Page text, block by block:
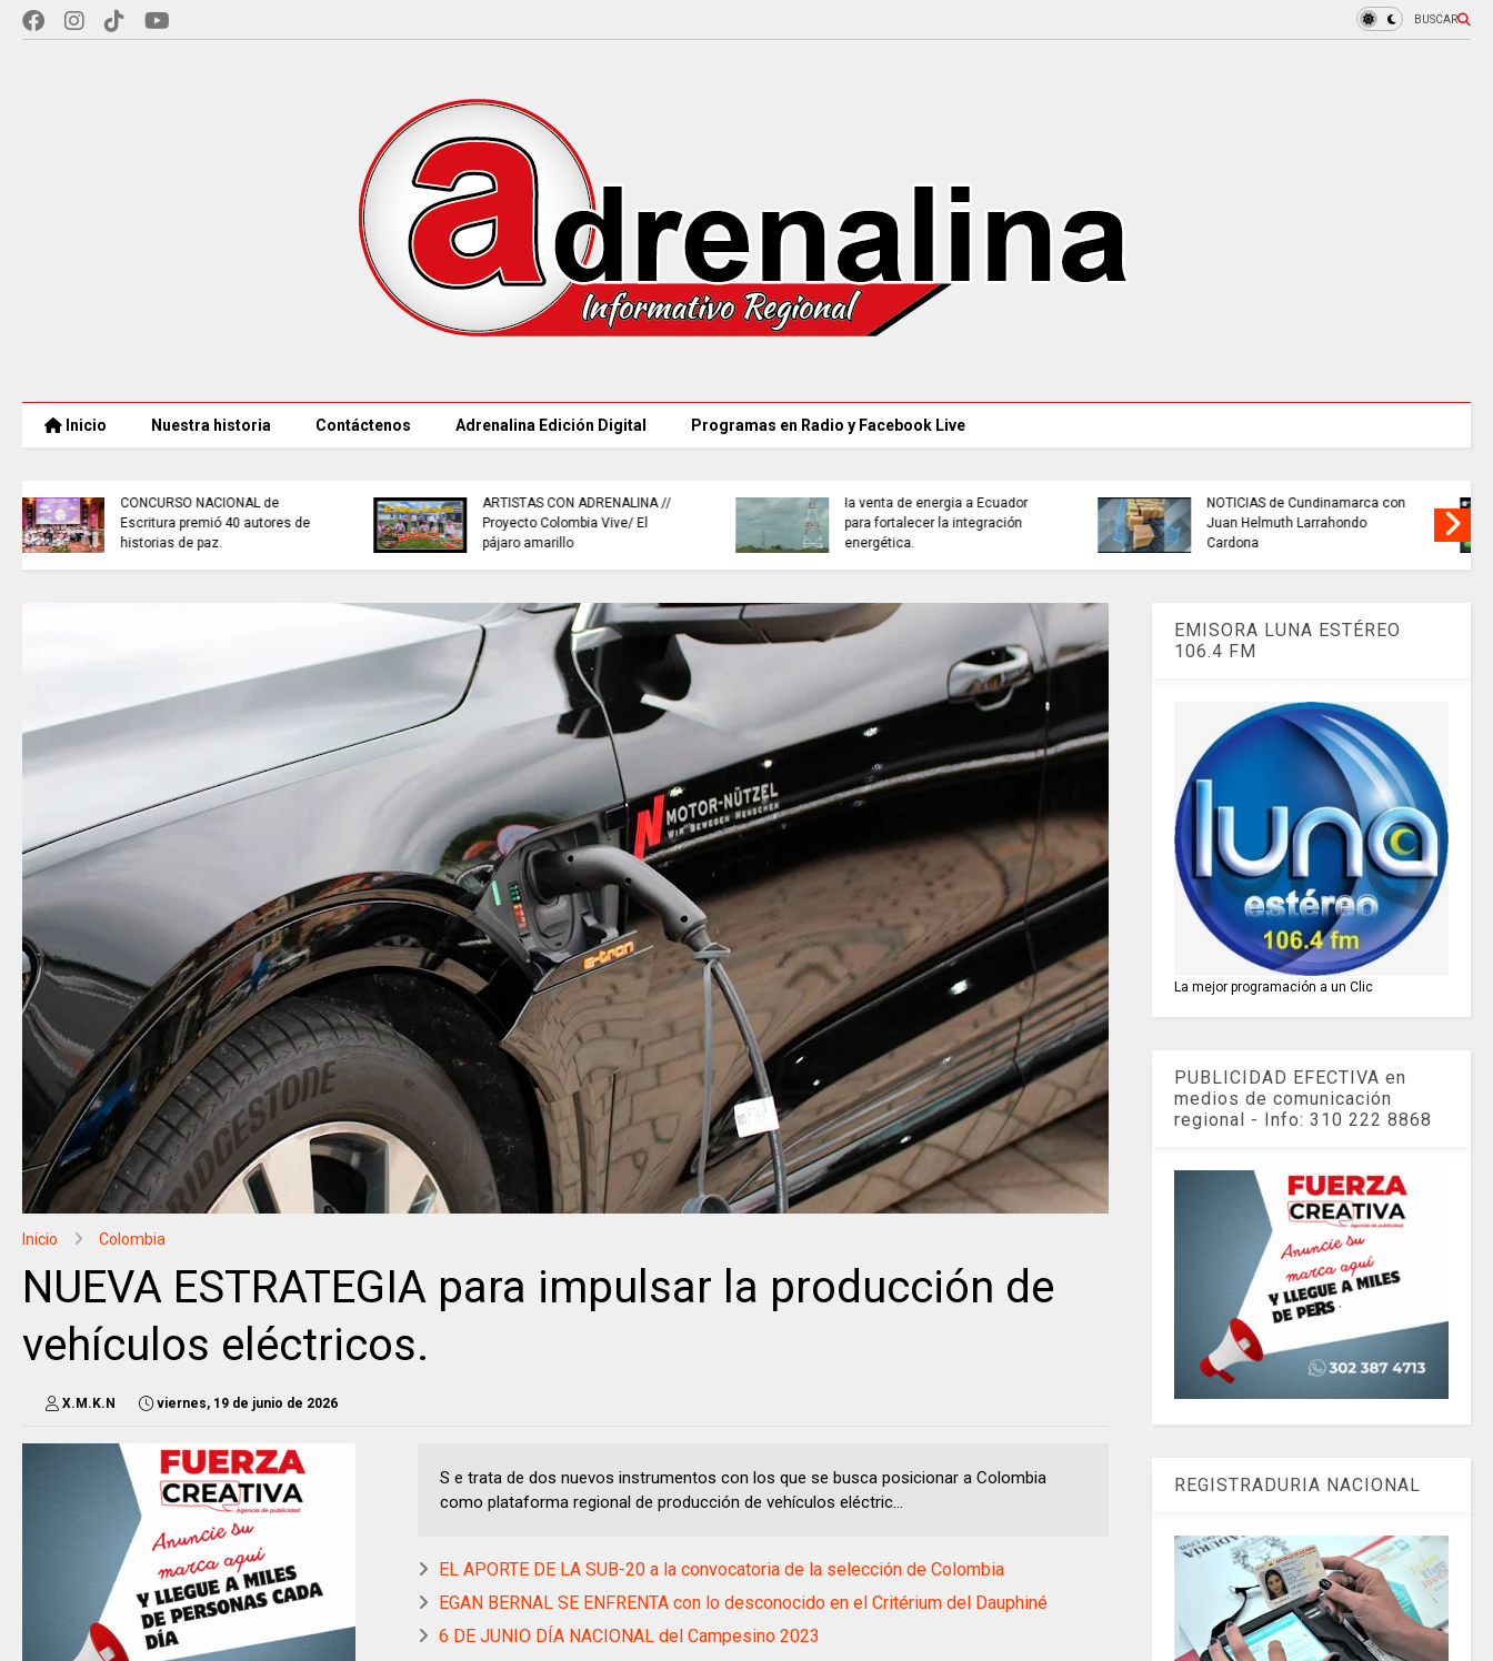
BUSCAR
Inicio Nuestra historia Contáctenos Adrenalina Edición Digital Programas en Radio y Facebook Live
INFORMACIÓN internacional
buscan mejorar la calidad del
agua que consumen miles de
familias en Cundinamarca.
TRABAJO....................si hay //
jueves 6 de agosto de 2026
REFLEXIÓN DE HOY
Inicio Colombia
NUEVA ESTRATEGIA para impulsar la producción de
vehículos eléctricos.
X.M.K.N viernes, 19 de junio de 2026
S e trata de dos nuevos instrumentos con los que se busca posicionar a Colombia
como plataforma regional de producción de vehículos eléctric...
EL APORTE DE LA SUB-20 a la convocatoria de la selección de Colombia
EGAN BERNAL SE ENFRENTA con lo desconocido en el Critérium del Dauphiné
6 DE JUNIO DÍA NACIONAL del Campesino 2023
EMISORA LUNA ESTÉREO
106.4 FM
La mejor programación a un Clic
PUBLICIDAD EFECTIVA en
medios de comunicación
regional - Info: 310 222 8868
REGISTRADURIA NACIONAL